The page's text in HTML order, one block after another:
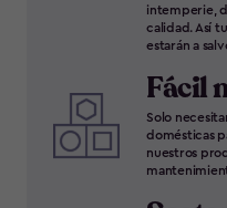
intemperie,
calidad. Así
estarán a
Fácil
Solo
domésticas
nuestros